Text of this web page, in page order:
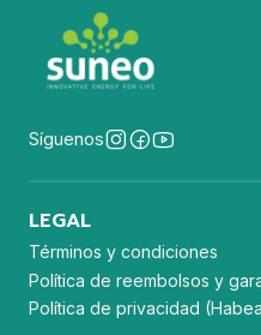
Síguenos
LEGAL
Términos y condiciones
Política de reembolsos y
Política de privacidad